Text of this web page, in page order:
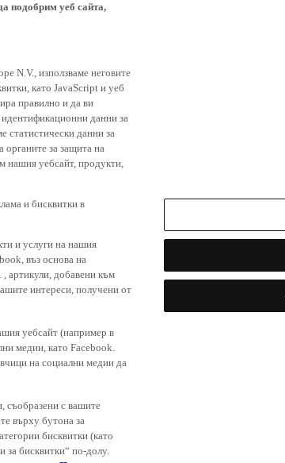
подобрим уеб сайта,
N.V., използваме неговите
като JavaScript и уеб
правилно и да ви
данни за
статистически данни за
органите за защита на
нашия уебсайт, продукти,
и бисквитки в
и услуги на нашия
въз основа на
артикули, добавени към
интереси, получени от
уебсайт (например в
медии, като Facebook.
на социални медии да
съобразени с вашите
върху бутона за
бисквитки (като
за бисквитки“ по-долу.